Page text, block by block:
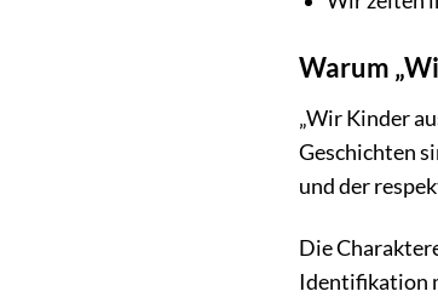
Warum
„Wir Kinder
Geschichten
und der
Die
Identifikation